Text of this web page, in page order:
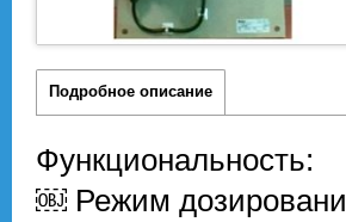
Подробное описание
Функциональность:
￼ Режим